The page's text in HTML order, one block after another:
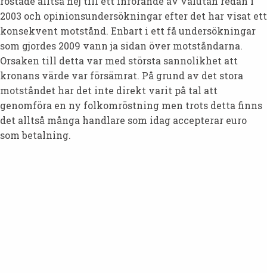
2003 och opinionsundersökningar efter det har visat ett
konsekvent motstånd. Enbart i ett få undersökningar
som gjordes 2009 vann ja sidan över motståndarna.
Orsaken till detta var med största sannolikhet att
kronans värde var försämrat. På grund av det stora
motståndet har det inte direkt varit på tal att
genomföra en ny folkomröstning men trots detta finns
det alltså många handlare som idag accepterar euro
som betalning.